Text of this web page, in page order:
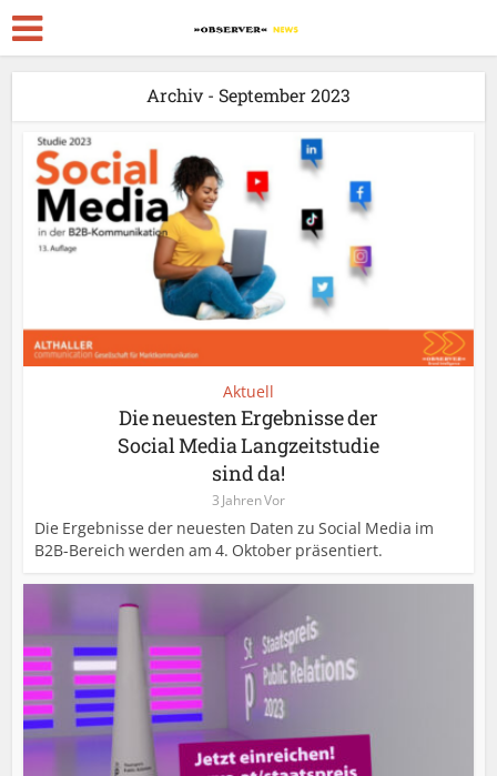
Archiv - September 2023
Aktuell
Die neuesten Ergebnisse der
Social Media Langzeitstudie
sind da!
3 Jahren Vor
Die Ergebnisse der neuesten Daten zu Social Media im
B2B-Bereich werden am 4. Oktober präsentiert.